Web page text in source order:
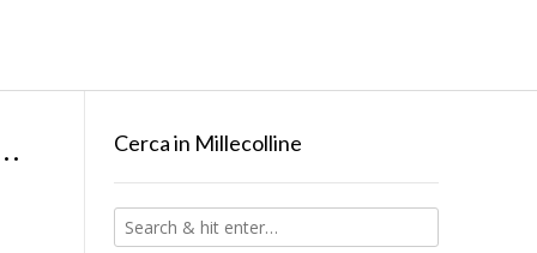
Cerca in Millecolline